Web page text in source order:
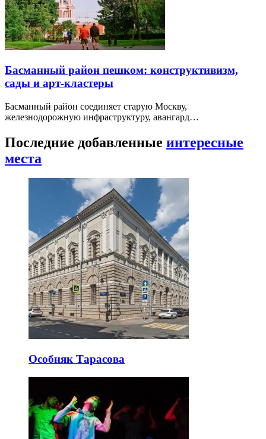
Басманный район пешком: конструктивизм,
сады и арт-кластеры
Басманный район соединяет старую Москву,
железнодорожную инфраструктуру, авангард…
Последние добавленные интересные
места
Особняк Тарасова